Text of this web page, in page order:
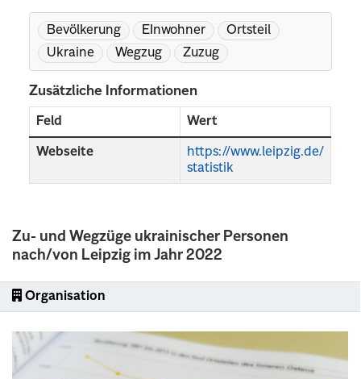
Zu- und Wegzüge ukrainischer Personen
nach/von Leipzig im Jahr 2022
Organisation
Bevölkerung EInwohner
Ortsteil
Ukraine
Wegzug Zuzug
Zusätzliche Informationen
Feld Wert
Webseite
https://www.leipzig.de/
statistik